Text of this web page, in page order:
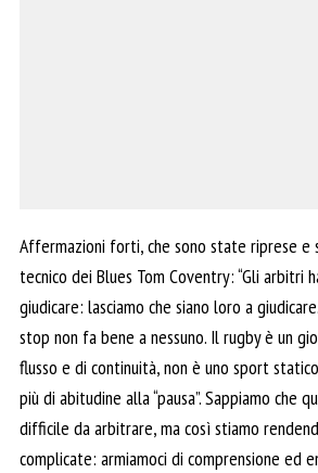
Affermazioni forti, che sono state riprese e
tecnico dei Blues Tom Coventry: “Gli arbitri
giudicare: lasciamo che siano loro a
stop non fa bene a nessuno. Il rugby è un
flusso e di continuità, non è uno sport
più di abitudine alla “pausa”. Sappiamo che
difficile da arbitrare, ma così stiamo
complicate: armiamoci di comprensione ed